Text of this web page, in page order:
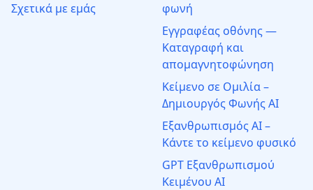
Σχετικά με εμάς
φωνή
Εγγραφέας οθόνης —
Καταγραφή και
απομαγνητοφώνηση
Κείμενο σε Ομιλία –
Δημιουργός Φωνής AI
Εξανθρωπισμός AI –
Κάντε το κείμενο φυσικό
GPT Εξανθρωπισμού
Κειμένου AI